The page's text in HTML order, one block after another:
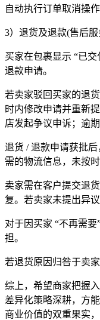
自动执行订单取消操作
3）退货及退款(售后
买家在包裹显示 “已
退款申请。
若卖家驳回买家的退
时内修改申请并重新
店发起争议申诉；逾
退货 / 退款申请获批
需的物流信息，未按
卖家需在客户提交退
复。若卖家未提出异
对于因买家 “不再需
担。
若退货原因归咎于卖
综上，希望商家把握
差异化策略深耕，方
商业价值的双重果实